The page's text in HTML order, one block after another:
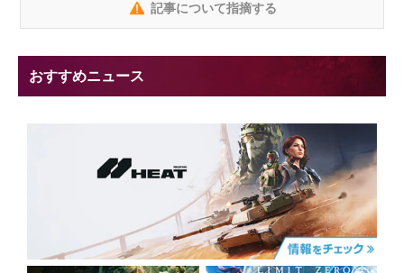
記事について指摘する
おすすめニュース